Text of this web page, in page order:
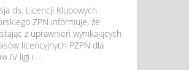
ds. Licencji Klubowych
ZPN informuje, że
z uprawnień wynikających
licencyjnych PZPN dla
IV ligi i ...